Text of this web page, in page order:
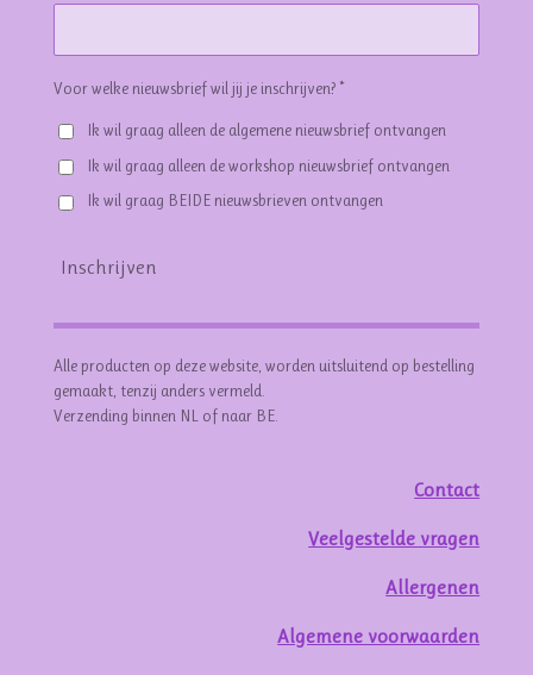
Voor welke nieuwsbrief wil jij je inschrijven? *
Ik wil graag alleen de algemene nieuwsbrief ontvangen
Ik wil graag alleen de workshop nieuwsbrief ontvangen
Ik wil graag BEIDE nieuwsbrieven ontvangen
Inschrijven
Alle producten op deze website, worden uitsluitend op bestelling
gemaakt, tenzij anders vermeld.
Verzending binnen NL of naar BE.
Contact
Veelgestelde vragen
Allergenen
Algemene voorwaarden